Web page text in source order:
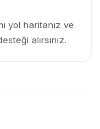
yol haritanız ve
alırsınız.